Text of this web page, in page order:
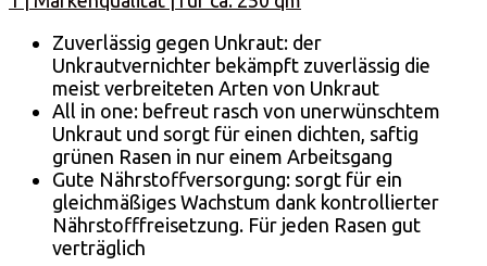
Zuverlässig gegen Unkraut: der
Unkrautvernichter bekämpft zuverlässig die
meist verbreiteten Arten von Unkraut
All in one: befreut rasch von unerwünschtem
Unkraut und sorgt für einen dichten, saftig
grünen Rasen in nur einem Arbeitsgang
Gute Nährstoffversorgung: sorgt für ein
gleichmäßiges Wachstum dank kontrollierter
Nährstofffreisetzung. Für jeden Rasen gut
verträglich